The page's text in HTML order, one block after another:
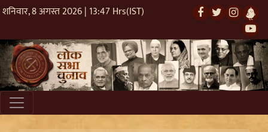
शनिवार, 8 अगस्त 2026 | 13:47 Hrs(IST)